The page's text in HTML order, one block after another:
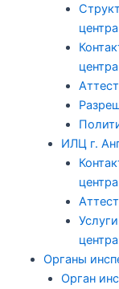
центра
центра
ИЛЦ г.
Органы
Орган